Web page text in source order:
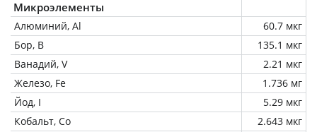
Микроэлементы
Алюминий, Al
60.7 мкг
Бор, B
135.1 мкг
Ванадий, V
2.21 мкг
Железо, Fe
1.736 мг
Йод, I
5.29 мкг
Кобальт, Co
2.643 мкг